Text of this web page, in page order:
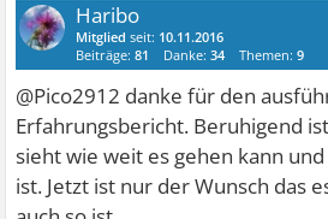
Haribo
Mitglied seit: 10.11.2016
Beiträge:81 Danke:34 Themen:9
@Pico2912 danke für den
Erfahrungsbericht. Beruhigend
sieht wie weit es gehen kann
ist. Jetzt ist nur der Wunsch das